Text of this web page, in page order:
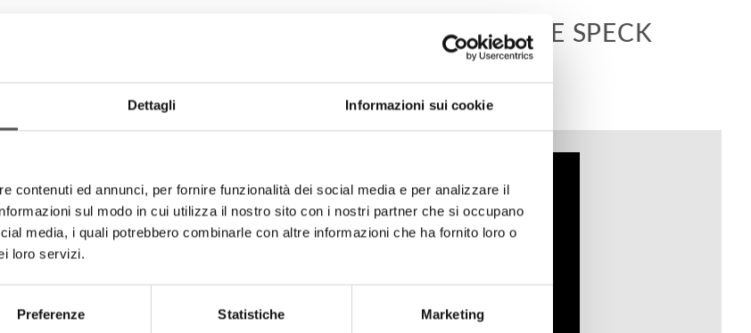
Dettagli Informazioni sui cookie
contenuti ed annunci, per fornire funzionalità dei social media e per analizzare il
sul modo in cui utilizza il nostro sito con i nostri partner che si occupano
media, i quali potrebbero combinarle con altre informazioni che ha fornito loro o
loro servizi.
Preferenze Statistiche Marketing
VALPADANA DOP PICCANTE, ZUCCHINE E SPECK